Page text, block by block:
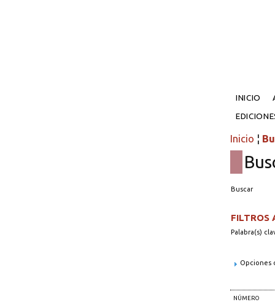
INICIO
Inicio ¦
Buscar
FILTROS
Palabra(s)
Opciones
NÚMERO